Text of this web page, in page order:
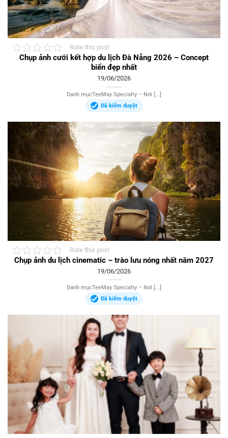
Rate this post
Chụp ảnh cưới kết hợp du lịch Đà Nẵng 2026 – Concept
biển đẹp nhất
19/06/2026
Danh mụcTeeMay Specialty – Nơi [...]
Đã kiểm duyệt
Rate this post
Chụp ảnh du lịch cinematic – trào lưu nóng nhất năm 2027
19/06/2026
Danh mụcTeeMay Specialty – Nơi [...]
Đã kiểm duyệt